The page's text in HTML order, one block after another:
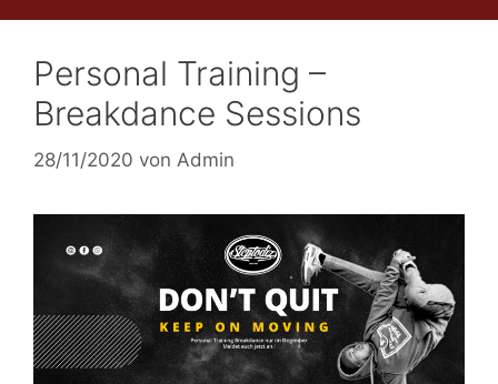
Personal Training –
Breakdance Sessions
28/11/2020 von Admin